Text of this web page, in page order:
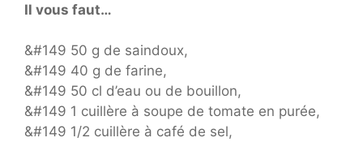
Il vous faut…
&#149 50 g de saindoux,
&#149 40 g de farine,
&#149 50 cl d’eau ou de bouillon,
&#149 1 cuillère à soupe de tomate en purée,
&#149 1/2 cuillère à café de sel,